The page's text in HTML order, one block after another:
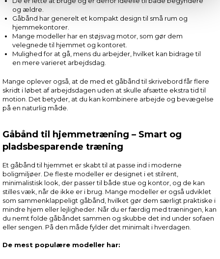
og ældre.
Gåbånd har generelt et kompakt design til små rum og
hjemmekontorer.
Mange modeller har en støjsvag motor, som gør dem
velegnede til hjemmet og kontoret.
Mulighed for at gå, mens du arbejder, hvilket kan bidrage til
en mere varieret arbejdsdag.
Mange oplever også, at de med et gåbånd til skrivebord får flere
skridt i løbet af arbejdsdagen uden at skulle afsætte ekstra tid til
motion. Det betyder, at du kan kombinere arbejde og bevægelse
på en naturlig måde.
Gåbånd til hjemmetræning – Smart og
pladsbesparende træning
Et gåbånd til hjemmet er skabt til at passe ind i moderne
boligmiljøer. De fleste modeller er designet i et stilrent,
minimalistisk look, der passer til både stue og kontor, og de kan
stilles væk, når de ikke er i brug. Mange modeller er også udviklet
som sammenklappeligt gåbånd, hvilket gør dem særligt praktiske i
mindre hjem eller lejligheder. Når du er færdig med træningen, kan
du nemt folde gåbåndet sammen og skubbe det ind under sofaen
eller sengen. På den måde fylder det minimalt i hverdagen.
De mest populære modeller har: